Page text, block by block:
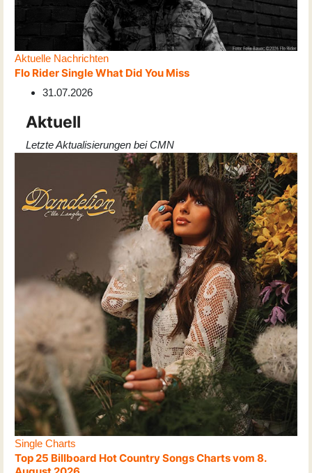
Aktuelle Nachrichten
Flo Rider Single What Did You Miss
31.07.2026
Aktuell
Letzte Aktualisierungen bei CMN
Single Charts
Top 25 Billboard Hot Country Songs Charts vom 8.